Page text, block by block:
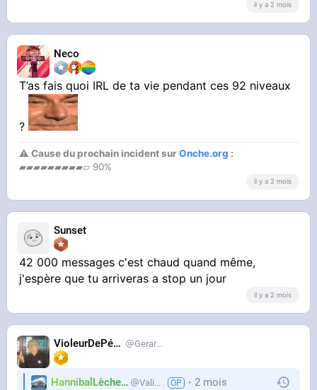
il y a 2 mois
Neco
T’as fais quoi IRL de ta vie pendant ces 92 niveaux
?
⚠ Cause du prochain incident surOnche.org :
▰▰▰▰▰▰▰▰▰▱ 90%
il y a 2 mois
Sunset
42 000 messages c'est chaud quand même,
j'espère que tu arriveras a stop un jour
il y a 2 mois
VioleurDePédo Gerardlevain
HannibalLècheur Valium 2 mois